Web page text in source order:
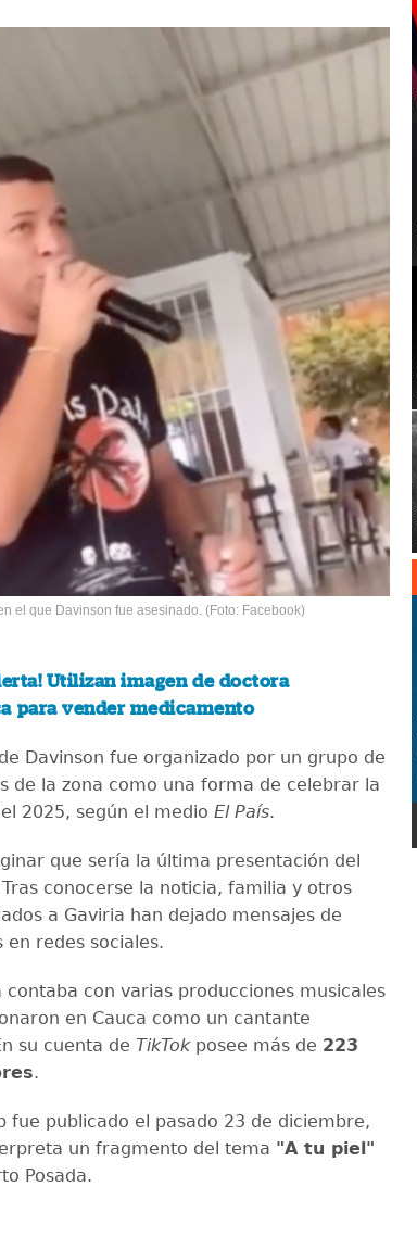
el que Davinson fue asesinado. (Foto: Facebook)
Utilizan imagen de doctora
para vender medicamento
Davinson fue organizado por un grupo de
de la zona como una forma de celebrar la
2025, según el medio El País.
que sería la última presentación del
conocerse la noticia, familia y otros
a Gaviria han dejado mensajes de
en redes sociales.
contaba con varias producciones musicales
en Cauca como un cantante
su cuenta de TikTokposee más de 223
.
fue publicado el pasado 23 de diciembre,
un fragmento del tema "A tu piel"
Posada.